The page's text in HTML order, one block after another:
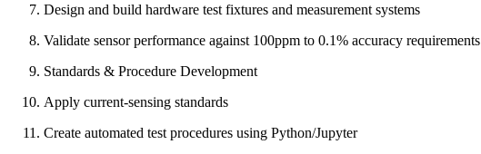
Design and build hardware test fixtures and measurement systems
Validate sensor performance against 100ppm to 0.1% accuracy requirements
Standards & Procedure Development
Apply current-sensing standards
Create automated test procedures using Python/Jupyter